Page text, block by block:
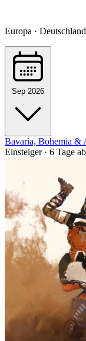
Europa · Deutschland
Sep 2026
Bavaria, Bohemia &
Einsteiger · 6 Tage